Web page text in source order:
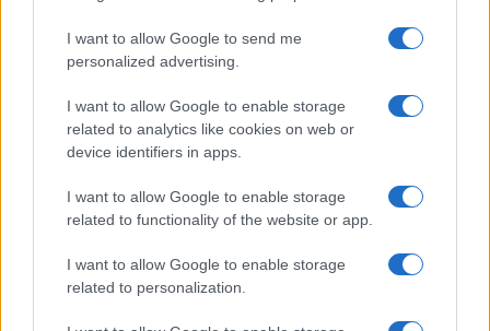
I want to allow Google to send me
personalized advertising.
I want to allow Google to enable storage
related to analytics like cookies on web or
device identifiers in apps.
I want to allow Google to enable storage
related to functionality of the website or app.
I want to allow Google to enable storage
related to personalization.
caso del “governo della Disonestà” non c’è. La
scelta dei mini-bot, se si concretizza, non è un
politico per nascondere da un alto il fallimento
del governo e dall’altro per creare lo scontro con
dare corpo a un’opposizione liberale che dichiari
del tutto illusorio che Salvini rifaccia il